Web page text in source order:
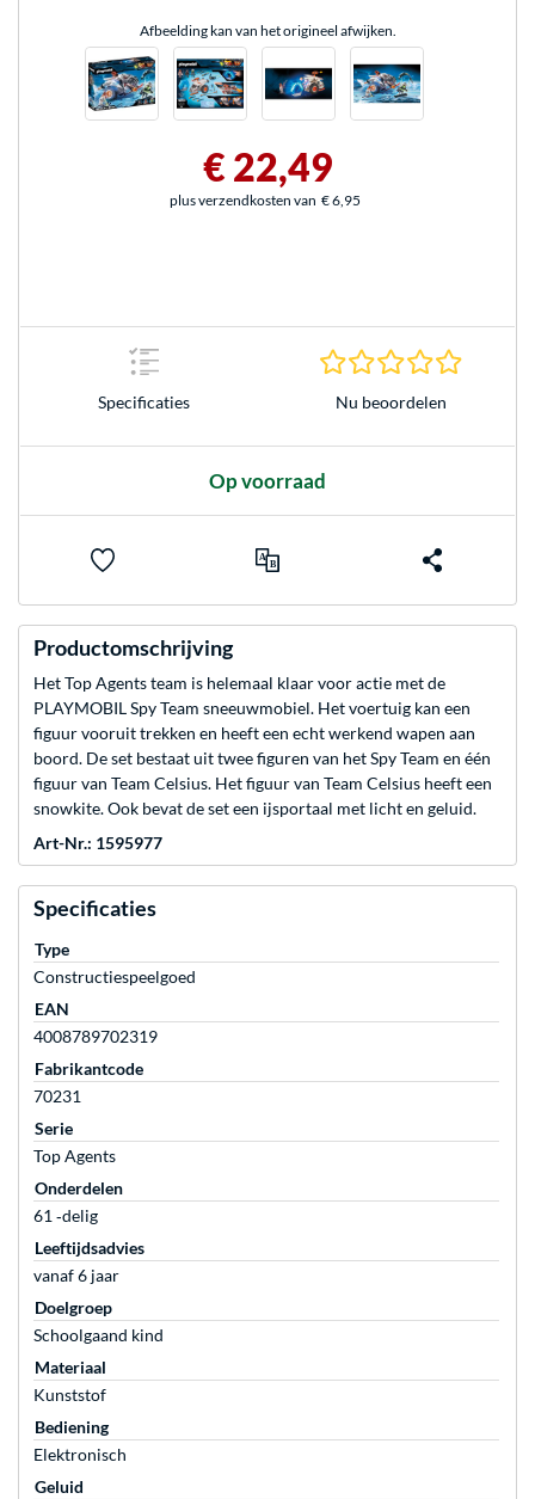
Afbeelding kan van het origineel afwijken.
€ 22,49
plus verzendkosten van € 6,95
Specificaties Nu beoordelen
Op voorraad
Productomschrijving
Het Top Agents team is helemaal klaar voor actie met de
PLAYMOBIL Spy Team sneeuwmobiel. Het voertuig kan een
figuur vooruit trekken en heeft een echt werkend wapen aan
boord. De set bestaat uit twee figuren van het Spy Team en één
figuur van Team Celsius. Het figuur van Team Celsius heeft een
snowkite. Ook bevat de set een ijsportaal met licht en geluid.
Art-Nr.: 1595977
Specificaties
Type
Constructiespeelgoed
EAN
4008789702319
Fabrikantcode
70231
Serie
Top Agents
Onderdelen
61 ‐delig
Leeftijdsadvies
vanaf 6 jaar
Doelgroep
Schoolgaand kind
Materiaal
Kunststof
Bediening
Elektronisch
Geluid